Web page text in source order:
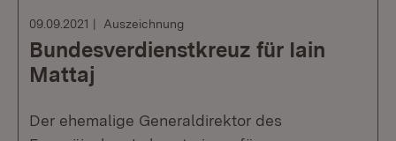
09.09.2021 Auszeichnung
Bundesverdienstkreuz für Iain
Mattaj
Der ehemalige Generaldirektor des